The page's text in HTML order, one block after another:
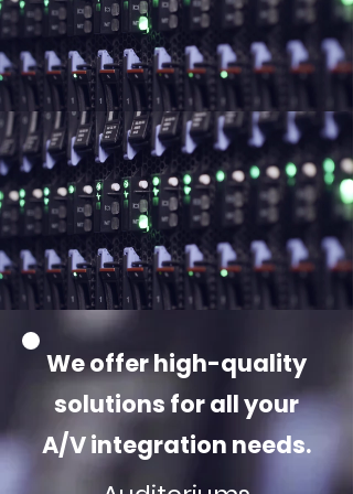
We offer high-quality
solutions for all your
A/V integration needs.